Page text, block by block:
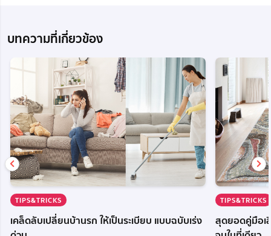
บทความที่เกี่ยวข้อง
TIPS&TRICKS
เคล็ดลับเปลี่ยนบ้านรก ให้เป็นระเบียบ แบบฉบับเร่ง
TIPS&TRICKS
สุดยอดคู่มือเ